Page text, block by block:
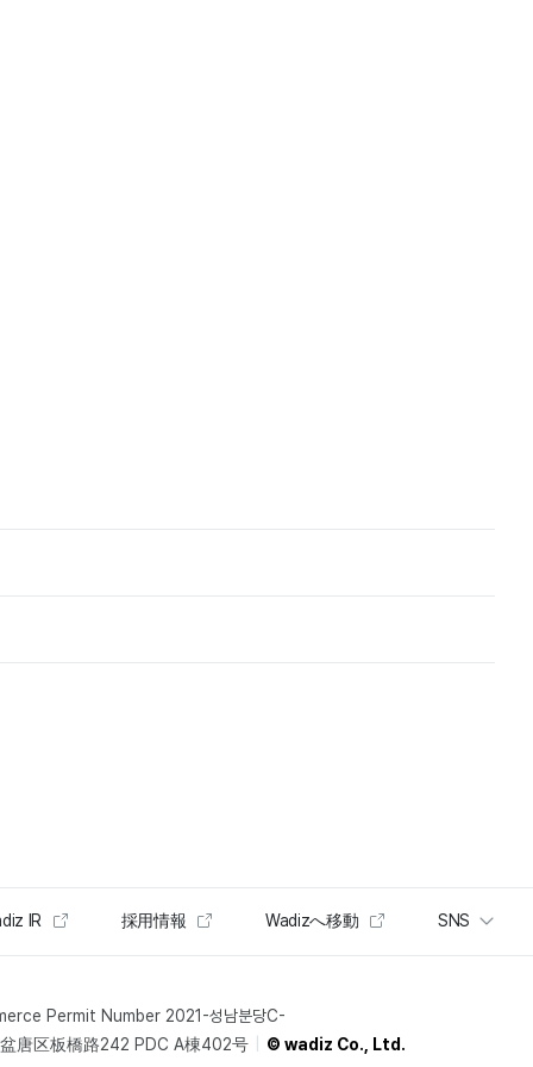
IR 採用情報 Wadizへ移動 SNS
Permit Number 2021-성남분당C-
唐区板橋路242 PDC A棟402号 © wadiz Co., Ltd.